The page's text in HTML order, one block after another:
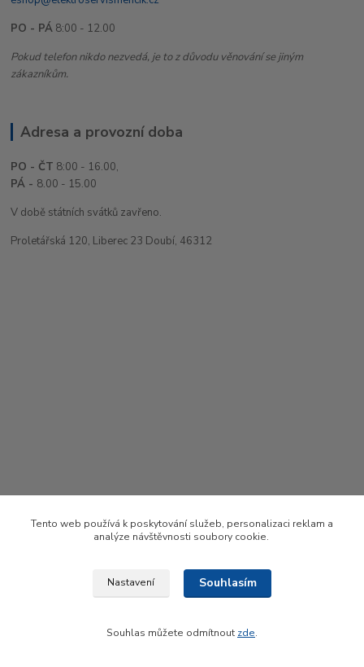
PO - PÁ 8:00 - 12.00
Pokud telefon nikdo nezvedá, je to z důvodu věnování se jiným
zákazníkům.
Adresa a provozní doba
PO - ČT 8:00 - 16.00,
PÁ - 8.00 - 15.00
V době státních svátků zavřeno.
Proletářská 120, Liberec 23 Doubí, 46312
Upravit sběr cookies.
Tento web používá k poskytování služeb, personalizaci reklam a
analýze návštěvnosti soubory cookie.
Nastavení Souhlasím
Souhlas můžete odmítnout zde.